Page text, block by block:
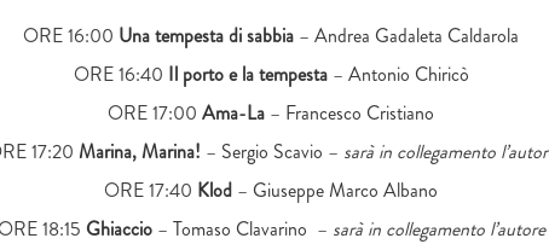
ORE 16:00 Una tempesta di sabbia – Andrea Gadaleta Caldarola
ORE 16:40 Il porto e la tempesta– Antonio Chiricò
ORE 17:00 Ama-La – Francesco Cristiano
17:20 Marina, Marina! – Sergio Scavio – sarà in collegamento
ORE 17:40 Klod – Giuseppe Marco Albano
18:15 Ghiaccio– Tomaso Clavarino – sarà in collegamento l’autore